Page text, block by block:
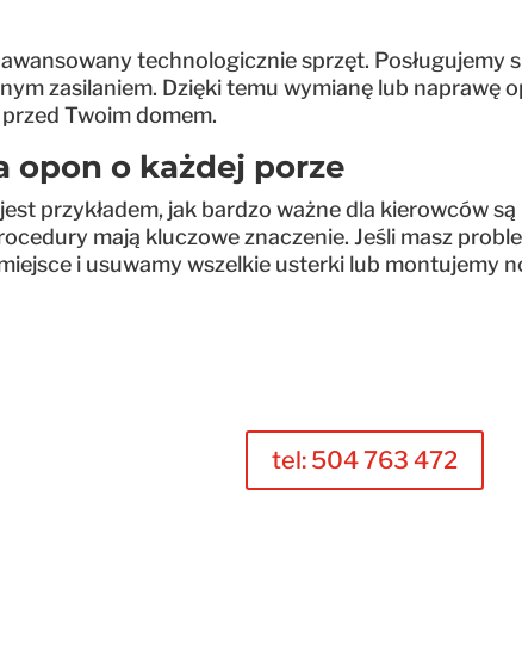
technologicznie sprzęt. Posługujemy
zasilaniem. Dzięki temu wymianę lub naprawę
Twoim domem.
opon o każdej porze
przykładem, jak bardzo ważne dla kierowców
mają kluczowe znaczenie. Jeśli masz
i usuwamy wszelkie usterki lub montujemy
tel: 504 763 472